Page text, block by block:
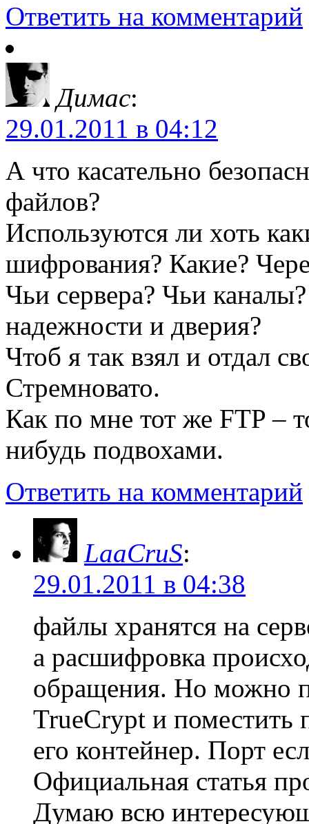
Ответить на комментарий
Димас:
29.01.2011 в 04:12
А что касательно
файлов?
Используются ли хоть
шифрования? Какие?
Чьи сервера? Чьи
надежности и дверия?
Чтоб я так взял и отдал
Стремновато.
Как по мне тот же FTP
нибудь подвохами.
Ответить на комментарий
LaaCruS:
29.01.2011 в 04:38
файлы хранятся на
а расшифровка
обращения. Но можно
TrueCrypt и поместить
его контейнер. Порт
Официальная статья
Думаю всю